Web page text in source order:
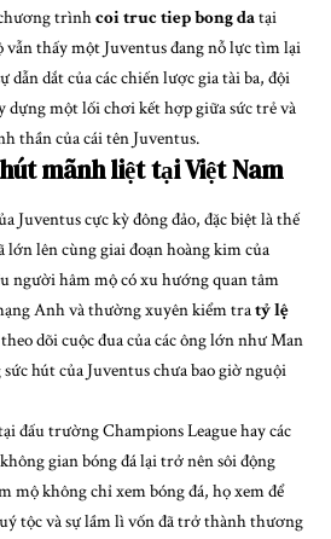
trìnhcoi truc tiep bong datại
vẫn thấy một Juventus đang nỗ lực tìm lại
dẫn dắt của các chiến lược gia tài ba, đội
dựng một lối chơi kết hợp giữa sức trẻ và
thần của cái tên Juventus.
mãnh liệt tại Việt Nam
Juventus cực kỳ đông đảo, đặc biệt là thế
lớn lên cùng giai đoạn hoàng kim của
người hâm mộ có xu hướng quan tâm
Anh và thường xuyên kiểm tratỷ lệ
dõi cuộc đua của các ông lớn như Man
hút của Juventus chưa bao giờ nguội
đấu trường Champions League hay các
gian bóng đá lại trở nên sôi động
mộ không chỉ xem bóng đá, họ xem để
tộc và sự lầm lì vốn đã trở thành thương